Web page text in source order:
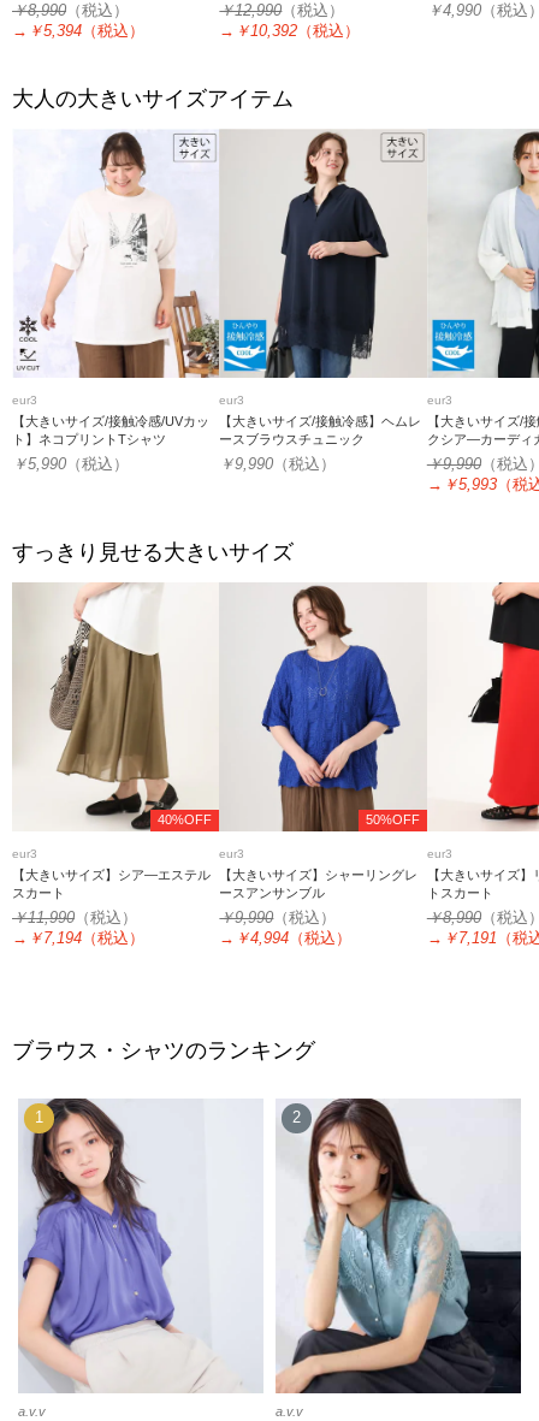
￥8,990 （税込）
→ ￥5,394 （税込）
￥12,990（税込）
→ ￥10,392 （税込）
￥4,990（税込
大人の大きいサイズアイテム
eur3
【大きいサイズ/接触冷感/UVカッ
ト】ネコプリントTシャツ
￥5,990 （税込）
eur3
【大きいサイズ/接触冷感】ヘムレ
ースブラウスチュニック
￥9,990 （税込）
eur3
【大きいサイズ/
クシア―カーディ
￥9,990（税込
→ ￥5,993（税
すっきり見せる大きいサイズ
40%OFF
eur3
【大きいサイズ】シア―エステル
スカート
￥11,990 （税込）
→ ￥7,194 （税込）
50%OFF
eur3
【大きいサイズ】シャーリングレ
ースアンサンブル
￥9,990（税込）
→ ￥4,994 （税込）
eur3
【大きいサイズ
トスカート
￥8,990（税込
→ ￥7,191 （税
ブラウス・シャツのランキング
1
a.v.v
2
a.v.v